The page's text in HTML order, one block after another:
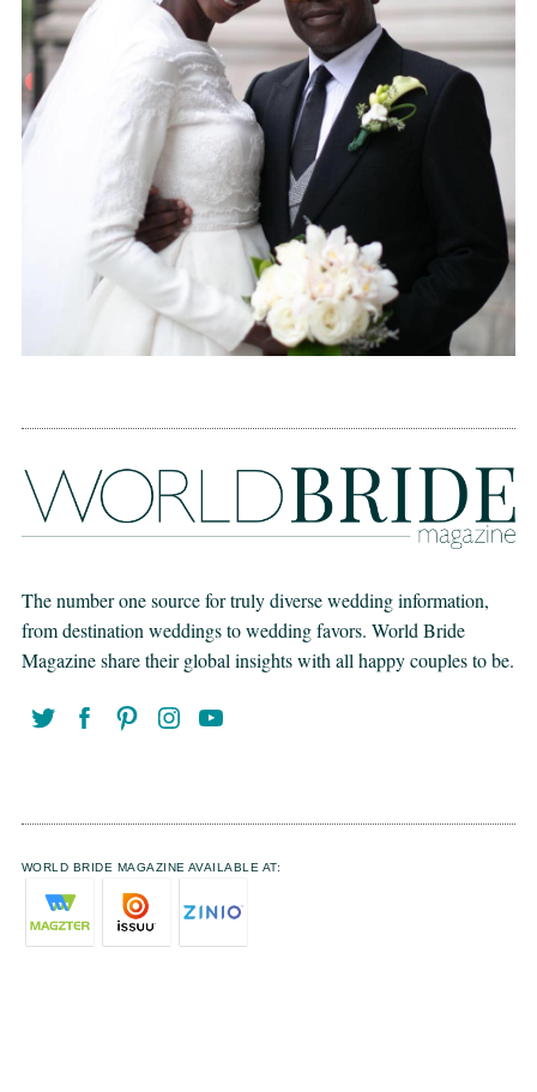
The number one source for truly diverse wedding information,
from destination weddings to wedding favors. World Bride
Magazine share their global insights with all happy couples to be.
WORLD BRIDE MAGAZINE AVAILABLE AT: